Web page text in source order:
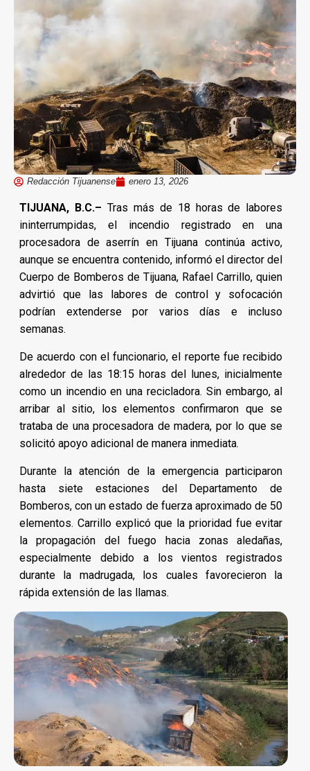
Redacción Tijuanense enero 13, 2026
TIJUANA, B.C.– Tras más de 18 horas de labores
ininterrumpidas, el incendio registrado en una
procesadora de aserrín en Tijuana continúa activo,
aunque se encuentra contenido, informó el director del
Cuerpo de Bomberos de Tijuana, Rafael Carrillo, quien
advirtió que las labores de control y sofocación
podrían extenderse por varios días e incluso
semanas.
De acuerdo con el funcionario, el reporte fue recibido
alrededor de las 18:15 horas del lunes, inicialmente
como un incendio en una recicladora. Sin embargo, al
arribar al sitio, los elementos confirmaron que se
trataba de una procesadora de madera, por lo que se
solicitó apoyo adicional de manera inmediata.
Durante la atención de la emergencia participaron
hasta siete estaciones del Departamento de
Bomberos, con un estado de fuerza aproximado de 50
elementos. Carrillo explicó que la prioridad fue evitar
la propagación del fuego hacia zonas aledañas,
especialmente debido a los vientos registrados
durante la madrugada, los cuales favorecieron la
rápida extensión de las llamas.